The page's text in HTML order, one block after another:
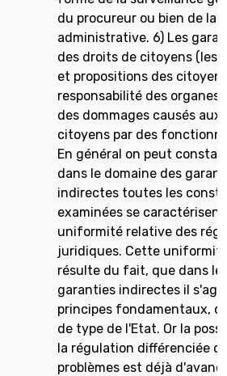
du procureur ou bien de la
administrative. 6) Les
des droits de citoyens (les
et propositions des citoyen
responsabilité des organes
des dommages causés aux
citoyens par des
En général on peut
dans le domaine des
indirectes toutes les
examinées se
uniformité relative des
juridiques. Cette
résulte du fait, que dans le
garanties indirectes il
principes fondamentaux,
de type de l'Etat. Or la
la régulation différenciée
problèmes est déjà